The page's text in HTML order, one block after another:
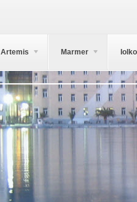
Artemis Marmer